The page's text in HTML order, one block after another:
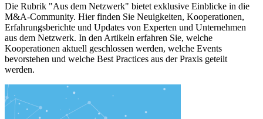
Die Rubrik "Aus dem Netzwerk" bietet exklusive Einblicke in die
M&A-Community. Hier finden Sie Neuigkeiten, Kooperationen,
Erfahrungsberichte und Updates von Experten und Unternehmen
aus dem Netzwerk. In den Artikeln erfahren Sie, welche
Kooperationen aktuell geschlossen werden, welche Events
bevorstehen und welche Best Practices aus der Praxis geteilt
werden.